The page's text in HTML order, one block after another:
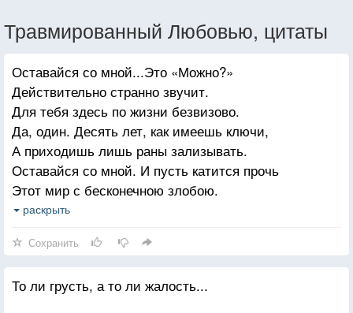
Травмированный Любовью, цитаты
Оставайся со мной...Это «Можно?»
Действительно странно звучит.
Для тебя здесь по жизни безвизово.
Да, один. Десять лет, как имеешь ключи,
А приходишь лишь раны зализывать.
Оставайся со мной. И пусть катится прочь
Этот мир с бесконечною злобою.
Я себе, неудачник, не в силах помочь,
раскрыть
Сохранить
То ли грусть, а то ли жалость...